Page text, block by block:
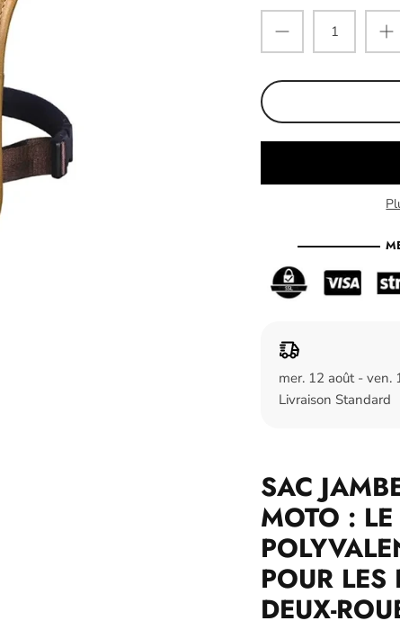
mer. 12 août - ven.
Livraison Standard
SAC
MOTO :
POUR
DEUX-